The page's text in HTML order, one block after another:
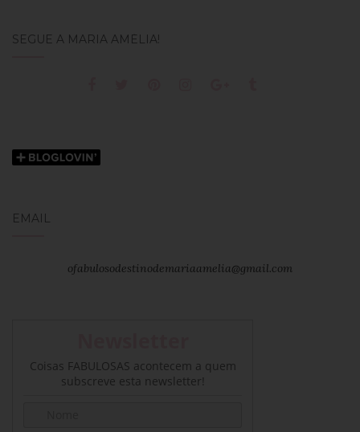
SEGUE A MARIA AMÉLIA!
EMAIL
ofabulosodestinodemariaamelia@gmail.com
Coisas FABULOSAS acontecem a quem
subscreve esta newsletter!